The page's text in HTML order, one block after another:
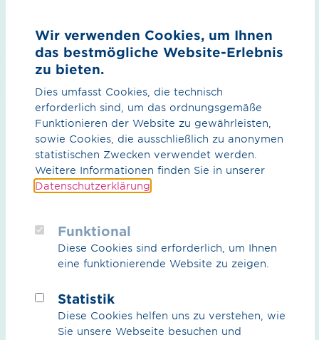
Was können wir für Sie tun?
Wir verwenden Cookies, um Ihnen
das bestmögliche Website-Erlebnis
zu bieten.
Dies umfasst Cookies, die technisch
erforderlich sind, um das ordnungsgemäße
Funktionieren der Website zu gewährleisten,
sowie Cookies, die ausschließlich zu anonymen
statistischen Zwecken verwendet werden.
Weitere Informationen finden Sie in unserer
Datenschutzerklärung
Funktional
Diese Cookies sind erforderlich, um Ihnen
eine funktionierende Website zu zeigen.
Statistik
Diese Cookies helfen uns zu verstehen, wie
Sie unsere Webseite besuchen und